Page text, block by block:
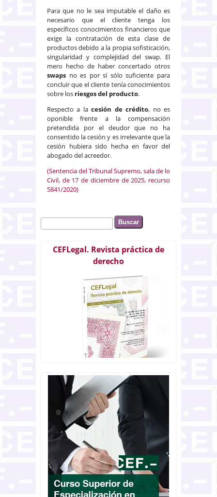
Para que no le sea imputable el daño es
necesario que el cliente tenga los
específicos conocimientos financieros que
exige la contratación de esta clase de
productos debido a la propia sofisticación,
singularidad y complejidad del swap. El
mero hecho de haber concertado otros
swaps no es por sí sólo suficiente para
concluir que el cliente tenía conocimientos
sobre los riesgos del producto.
Respecto a lacesión de crédito, no es
oponible frente a la compensación
pretendida por el deudor que no ha
consentido la cesión y es irrelevante que la
cesión hubiera sido hecha en favor del
abogado del acreedor.
(Sentencia del Tribunal Supremo, sala de lo
Civil, de 17 de diciembre de 2025, recurso
5841/2020)
Formulario de búsqueda
Buscar
CEFLegal. Revista práctica de
derecho